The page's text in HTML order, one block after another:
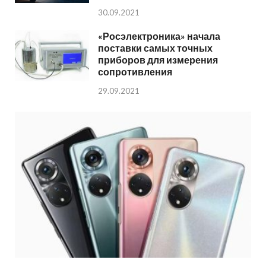
30.09.2021
«Росэлектроника» начала
поставки самых точных
приборов для измерения
сопротивления
29.09.2021